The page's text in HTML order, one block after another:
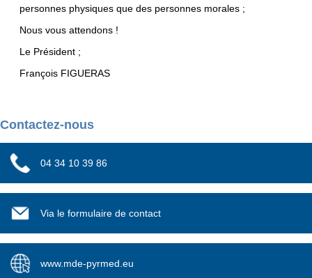
personnes physiques que des personnes morales ;
Nous vous attendons !
Le Président ;
François FIGUERAS
Contactez-nous
04 34 10 39 86
Via le formulaire de contact
www.mde-pyrmed.eu